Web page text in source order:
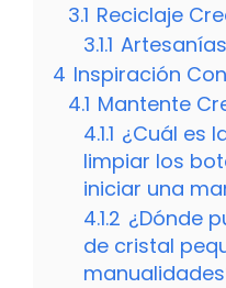
3.1 Reciclaje
3.1.1
4 Inspiración
4.1 Mantente
4.1.1 ¿Cuál es
limpiar los
iniciar una
4.1.2 ¿Dónde
de cristal